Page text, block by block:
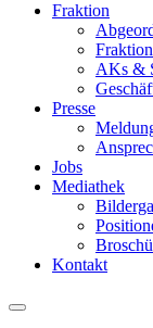
Fraktion
AKs &
Presse
Jobs
Mediathek
Kontakt